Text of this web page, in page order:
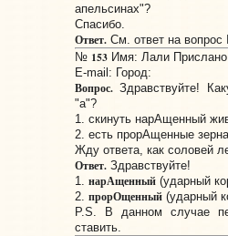
апельсинах"?
Спасибо.
Ответ.См. ответ на
№ 153Имя: Лали
E-mail: Город:
Вопрос.Здравствуйте!
"а"?
1. скинуть нарАщенный
2. есть прорАщенные зерна
Жду ответа, как соловей
Ответ.Здравствуйте!
1. нарАщенный(ударный
2. прорОщенный(ударный
P.S. В данном случае
ставить.